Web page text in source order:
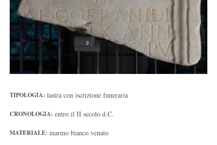
TIPOLOGIA: lastra con iscrizione funeraria
CRONOLOGIA: entro il II secolo d.C.
MATERIALE: marmo bianco venato